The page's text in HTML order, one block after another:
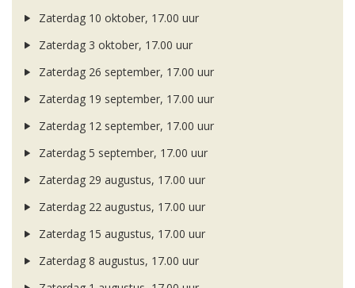
Zaterdag 10 oktober, 17.00 uur
Zaterdag 3 oktober, 17.00 uur
Zaterdag 26 september, 17.00 uur
Zaterdag 19 september, 17.00 uur
Zaterdag 12 september, 17.00 uur
Zaterdag 5 september, 17.00 uur
Zaterdag 29 augustus, 17.00 uur
Zaterdag 22 augustus, 17.00 uur
Zaterdag 15 augustus, 17.00 uur
Zaterdag 8 augustus, 17.00 uur